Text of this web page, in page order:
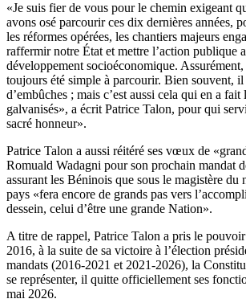
«Je suis fier de vous pour le chemin exigeant
avons osé parcourir ces dix dernières années,
les réformes opérées, les chantiers majeurs
raffermir notre État et mettre l’action publique
développement socioéconomique. Assurément,
toujours été simple à parcourir. Bien souvent, il
d’embûches ; mais c’est aussi cela qui en a fait
galvanisés», a écrit Patrice Talon, pour qui
sacré honneur».
Patrice Talon a aussi réitéré ses vœux de
Romuald Wadagni pour son prochain mandat
assurant les Béninois que sous le magistère du
pays «fera encore de grands pas vers
dessein, celui d’être une grande Nation».
A titre de rappel, Patrice Talon a pris le
2016, à la suite de sa victoire à l’élection
mandats (2016-2021 et 2021-2026), la
se représenter, il quitte officiellement ses
mai 2026.